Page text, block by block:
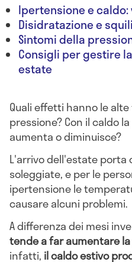
Ipertensione e
Disidratazione e
Sintomi della
Consigli per gestire
estate
Quali effetti hanno le
pressione? Con il caldo
aumenta o diminuisce?
L'arrivo dell'estate porta
soleggiate, e per le
ipertensione le
causare alcuni problemi.
A differenza dei mesi
tende a far aumentare
infatti, il caldo estivo